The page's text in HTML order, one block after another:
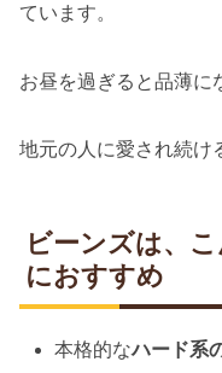
ています。
お昼を過ぎると品薄に
地元の人に愛され続け
ビーンズは、
におすすめ
本格的なハード系